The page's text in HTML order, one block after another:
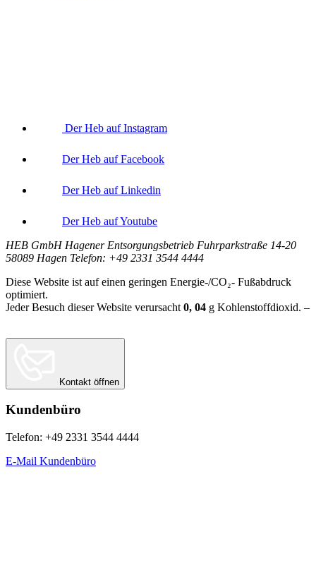
Der Heb auf Instagram
Der Heb auf Facebook
Der Heb auf Linkedin
Der Heb auf Youtube
HEB GmbH Hagener Entsorgungsbetrieb Fuhrparkstraße 14-20
58089 Hagen Telefon: +49 2331 3544 4444
Diese Website ist auf einen geringen Energie-/CO₂- Fußabdruck
optimiert.
Jeder Besuch dieser Website verursacht 0, 04 g Kohlenstoffdioxid. –
Kontakt öffnen
Kundenbüro
Telefon: +49 2331 3544 4444
E-Mail Kundenbüro